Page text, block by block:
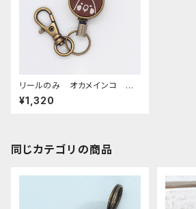
リールのみ オカメインコ モノ
トーン ブラウン おかめいん
こ
¥1,320
同じカテゴリの商品